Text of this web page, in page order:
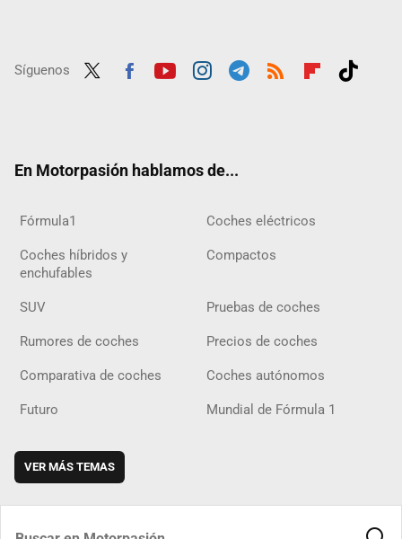
Síguenos
En Motorpasión hablamos de...
Fórmula1 Coches eléctricos
Coches híbridos y
enchufables
Compactos
SUV Pruebas de coches
Rumores de coches Precios de coches
Comparativa de coches Coches autónomos
Futuro Mundial de Fórmula 1
VER MÁS TEMAS